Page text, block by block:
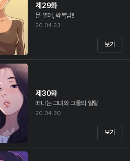
제29화
문 열어, 박복남!!
20.04.23
보기
제30화
떠나는 그녀와 그들의 일탈
20.04.30
보기